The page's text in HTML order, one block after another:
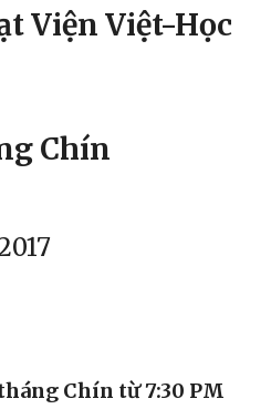
Viện Việt-Học
Chín
Chín từ 7:30 PM